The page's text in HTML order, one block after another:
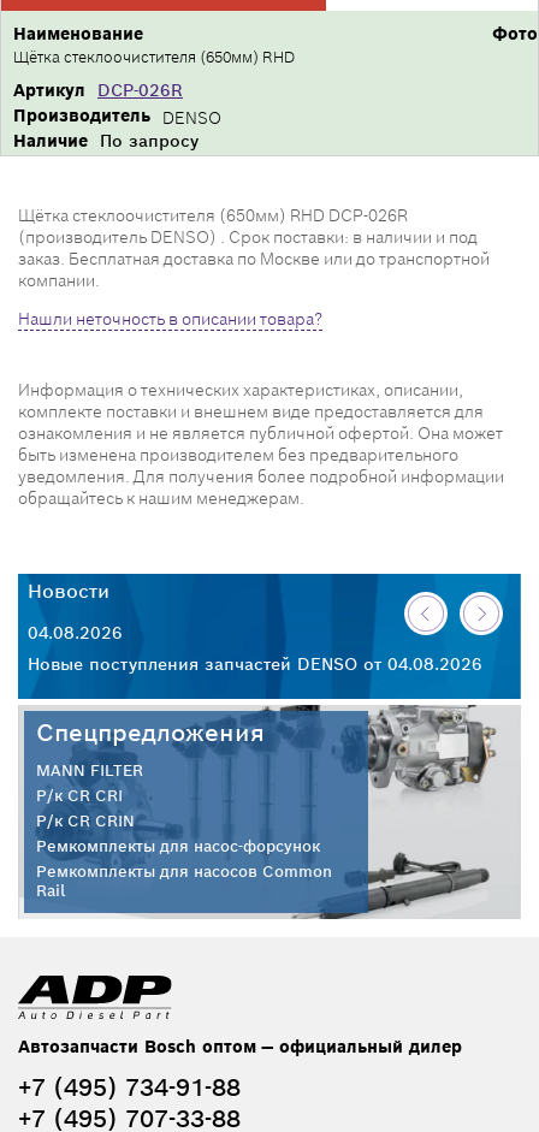
Фото
Производитель DENSO
Артикул DCP-026R
Наименование
Щётка стеклоочистителя (650мм) RHD
Наличие По запросу
Щётка стеклоочистителя (650мм) RHD DCP-026R
(производитель DENSO) . Срок поставки: в наличии и под
заказ. Бесплатная доставка по Москве или до транспортной
компании.
Нашли неточность в описании товара?
Информация о технических характеристиках, описании,
комплекте поставки и внешнем виде предоставляется для
ознакомления и не является публичной офертой. Она может
быть изменена производителем без предварительного
уведомления. Для получения более подробной информации
обращайтесь к нашим менеджерам.
Новости
04.08.2026
Новые поступления запчастей DENSO от 04.08.2026
Спецпредложения
MANN FILTER
Р/к CR CRI
Р/к CR CRIN
Ремкомплекты для насос-форсунок
Ремкомплекты для насосов Common
Rail
Автозапчасти Bosch оптом — официальный дилер
+7 (495) 734-91-88
+7 (495) 707-33-88